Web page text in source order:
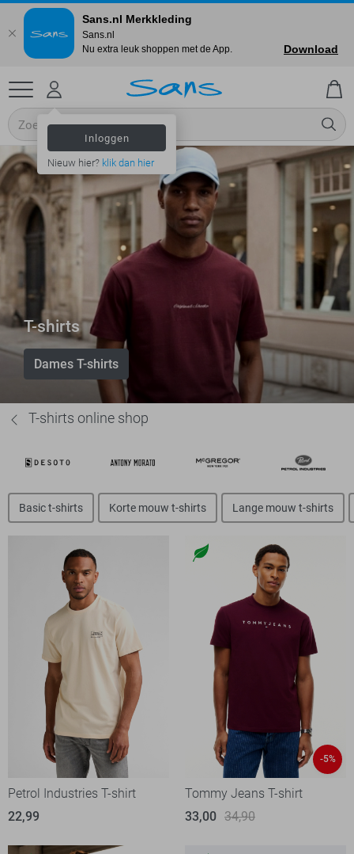
Inloggen
Nieuw hier? klik dan hier
T-shirts
Dames T-shirts
T-shirts online shop
Basic t-shirts Korte mouw t-shirts Lange mouw t-shirts
Petrol Industries T-shirt
22,99
-5%
Tommy Jeans T-shirt
33,00 34,90
Sans.nl Merkkleding
Sans.nl
Nu extra leuk shoppen met de App.
Download